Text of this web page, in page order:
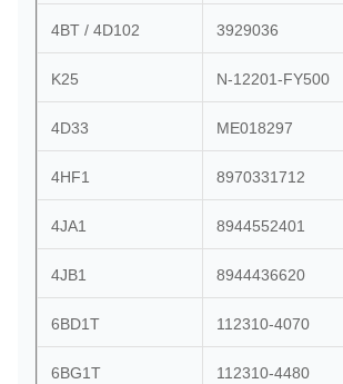
4BT / 4D102 3929036
K25 N-12201-FY500
4D33 ME018297
4HF1 8970331712
4JA1 8944552401
4JB1 8944436620
6BD1T 112310-4070
6BG1T 112310-4480